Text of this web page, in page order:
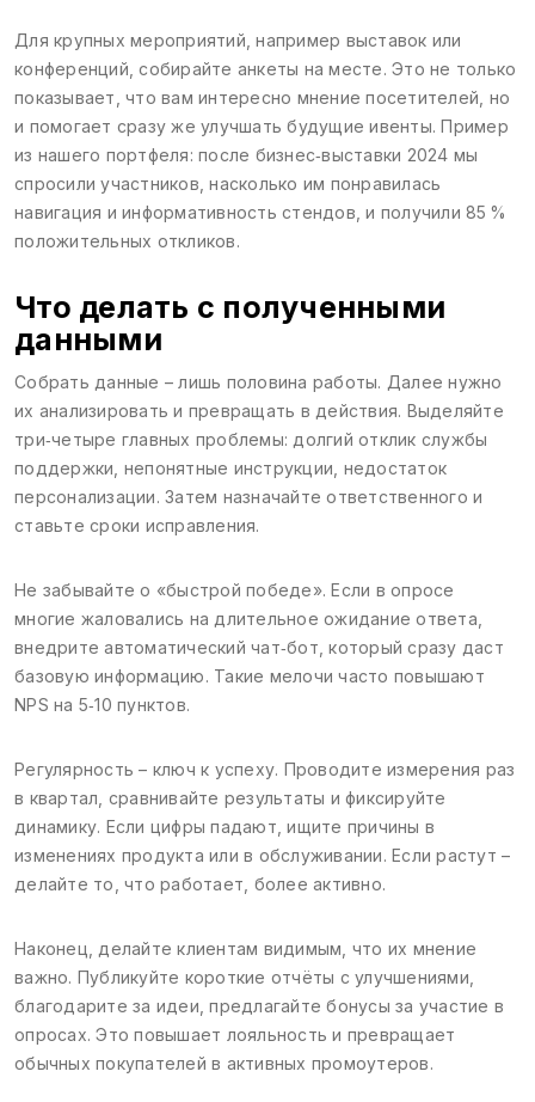
Для крупных мероприятий, например выставок или
конференций, собирайте анкеты на месте. Это не только
показывает, что вам интересно мнение посетителей, но
и помогает сразу же улучшать будущие ивенты. Пример
из нашего портфеля: после бизнес‑выставки 2024 мы
спросили участников, насколько им понравилась
навигация и информативность стендов, и получили 85 %
положительных откликов.
Что делать с полученными
данными
Собрать данные – лишь половина работы. Далее нужно
их анализировать и превращать в действия. Выделяйте
три‑четыре главных проблемы: долгий отклик службы
поддержки, непонятные инструкции, недостаток
персонализации. Затем назначайте ответственного и
ставьте сроки исправления.
Не забывайте о «быстрой победе». Если в опросе
многие жаловались на длительное ожидание ответа,
внедрите автоматический чат‑бот, который сразу даст
базовую информацию. Такие мелочи часто повышают
NPS на 5‑10 пунктов.
Регулярность – ключ к успеху. Проводите измерения раз
в квартал, сравнивайте результаты и фиксируйте
динамику. Если цифры падают, ищите причины в
изменениях продукта или в обслуживании. Если растут –
делайте то, что работает, более активно.
Наконец, делайте клиентам видимым, что их мнение
важно. Публикуйте короткие отчёты с улучшениями,
благодарите за идеи, предлагайте бонусы за участие в
опросах. Это повышает лояльность и превращает
обычных покупателей в активных промоутеров.